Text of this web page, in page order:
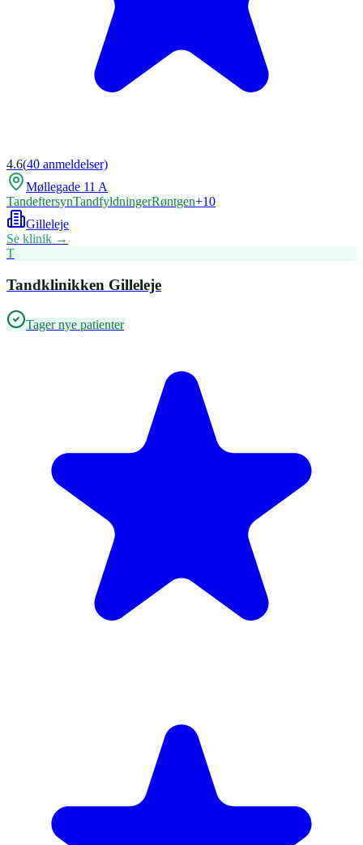
4.6(40 anmeldelser)
Møllegade 11 A
TandeftersynTandfyldningerRøntgen+10
Gilleleje
Se klinik →
T
Tandklinikken Gilleleje
Tager nye patienter